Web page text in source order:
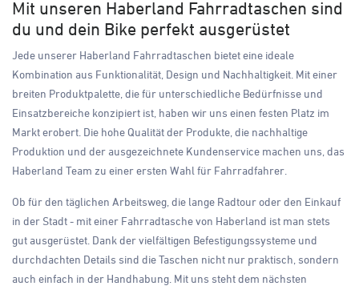
Mit unseren Haberland Fahrradtaschen sind
du und dein Bike perfekt ausgerüstet
Jede unserer Haberland Fahrradtaschen bietet eine ideale
Kombination aus Funktionalität, Design und Nachhaltigkeit. Mit einer
breiten Produktpalette, die für unterschiedliche Bedürfnisse und
Einsatzbereiche konzipiert ist, haben wir uns einen festen Platz im
Markt erobert. Die hohe Qualität der Produkte, die nachhaltige
Produktion und der ausgezeichnete Kundenservice machen uns, das
Haberland Team zu einer ersten Wahl für Fahrradfahrer.
Ob für den täglichen Arbeitsweg, die lange Radtour oder den Einkauf
in der Stadt - mit einer Fahrradtasche von Haberland ist man stets
gut ausgerüstet. Dank der vielfältigen Befestigungssysteme und
durchdachten Details sind die Taschen nicht nur praktisch, sondern
auch einfach in der Handhabung. Mit uns steht dem nächsten